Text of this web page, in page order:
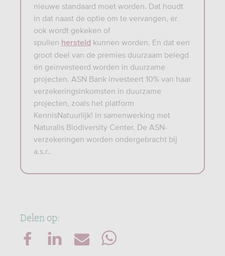
nieuwe standaard moet worden. Dat houdt
in dat naast de optie om te vervangen, er
ook wordt gekeken of
spullen hersteld kunnen worden. En dat een
groot deel van de premies duurzaam belegd
én geïnvesteerd worden in duurzame
projecten. ASN Bank investeert 10% van haar
verzekeringsinkomsten in duurzame
projecten, zoals het platform
KennisNatuurlijk! in samenwerking met
Naturalis Biodiversity Center. De ASN-
verzekeringen worden ondergebracht bij
a.s.r..
Delen op: